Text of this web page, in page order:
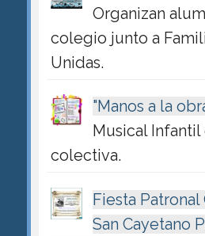
Organizan
colegio junto a
Unidas.
"Manos a la
Musical
colectiva.
Fiesta
San Cayetano